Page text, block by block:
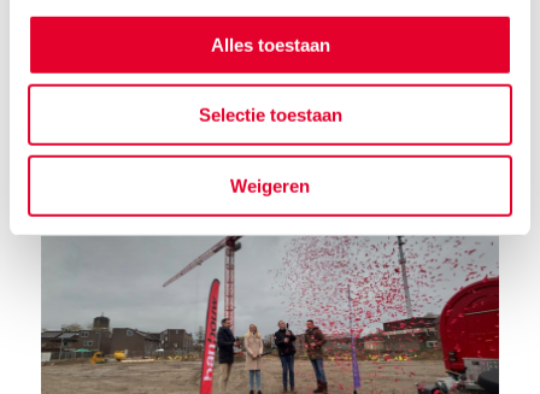
Alles toestaan
Selectie toestaan
Weigeren
appartementen met één of twee slaapkamers,
geschikt voor één tot drie personen.